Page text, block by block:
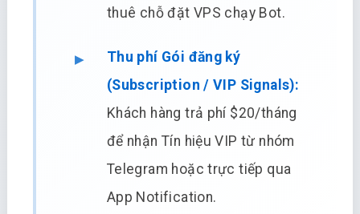
thuê chỗ đặt VPS chạy Bot.
Thu phí Gói đăng ký
(Subscription / VIP Signals):
Khách hàng trả phí $20/tháng
để nhận Tín hiệu VIP từ nhóm
Telegram hoặc trực tiếp qua
App Notification.